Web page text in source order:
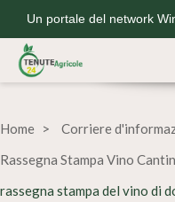
Un portale del network
Home
Corriere
Rassegna Stampa Vino
rassegna stampa del vino di